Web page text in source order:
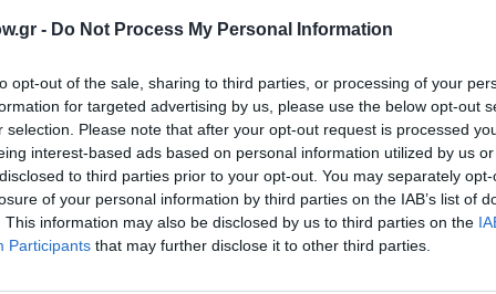
- Do Not Process My Personal Information
opt-out of the sale, sharing to third parties, or processing of your
for targeted advertising by us, please use the below opt-out
selection. Please note that after your opt-out request is processed
interest-based ads based on personal information utilized by us
to third parties prior to your opt-out. You may separately
of your personal information by third parties on the IAB’s list of
This information may also be disclosed by us to third parties on the
Participants that may further disclose it to other third parties.
Unusual Self – Portraits: Ομαδική
στην The project gallery
H γκαλερί The Project Gallery παρουσιάζει την
έκθεση με θέμα: «Unusual Self-Portraits» σε...